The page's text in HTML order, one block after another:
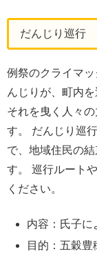
だんじり巡行
例祭のクライマ
んじりが、町内
それを曳く人々
す。 だんじり巡
で、地域住民の
す。 巡行ルート
ください。
内容：氏子に
目的：五穀